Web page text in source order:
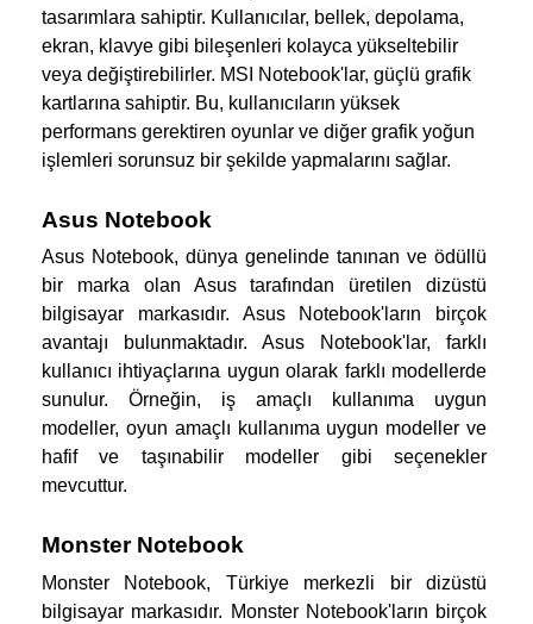
tasarımlara sahiptir. Kullanıcılar, bellek, depolama,
ekran, klavye gibi bileşenleri kolayca yükseltebilir
veya değiştirebilirler. MSI Notebook'lar, güçlü grafik
kartlarına sahiptir. Bu, kullanıcıların yüksek
performans gerektiren oyunlar ve diğer grafik yoğun
işlemleri sorunsuz bir şekilde yapmalarını sağlar.
Asus Notebook
Asus Notebook, dünya genelinde tanınan ve ödüllü
bir marka olan Asus tarafından üretilen dizüstü
bilgisayar markasıdır. Asus Notebook'ların birçok
avantajı bulunmaktadır. Asus Notebook'lar, farklı
kullanıcı ihtiyaçlarına uygun olarak farklı modellerde
sunulur. Örneğin, iş amaçlı kullanıma uygun
modeller, oyun amaçlı kullanıma uygun modeller ve
hafif ve taşınabilir modeller gibi seçenekler
mevcuttur.
Monster Notebook
Monster Notebook, Türkiye merkezli bir dizüstü
bilgisayar markasıdır. Monster Notebook'ların birçok